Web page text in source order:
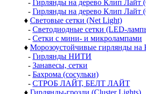
- Гирлянды на дерево Клип Лайт
- Гирлянды на дерево Клип Лайт
♦ Световые сетки (Net Light)
- Светодиодные сетки (LED-
- Сетки с мини- и микролампами
♦ Морозоустойчивые гирлянды
- Гирлянды НИТИ
- Занавесы, сетки
- Бахрома (сосульки)
- СТРОБ ЛАЙТ, БЕЛТ ЛАЙТ
♦ Гирлянды-грозди (Cluster Lights)